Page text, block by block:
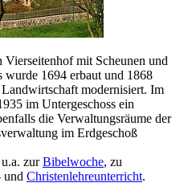
mit Scheunen und
wurde 1694 erbaut und 1868
modernisiert. Im
im Untergeschoss ein
die Verwaltungsräume der
im Erdgeschoß
zurBibelwoche, zu
und Christenlehreunterricht.